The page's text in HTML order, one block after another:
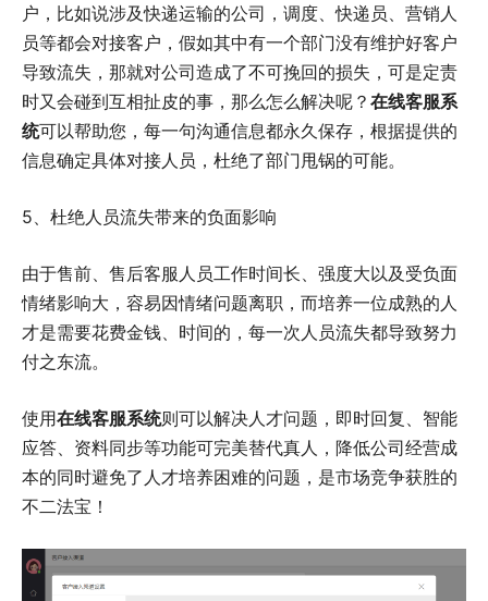
户，比如说涉及快递运输的公司，调度、快递员、营销人
员等都会对接客户，假如其中有一个部门没有维护好客户
导致流失，那就对公司造成了不可挽回的损失，可是定责
时又会碰到互相扯皮的事，那么怎么解决呢？ 在线客服系
统可以帮助您，每一句沟通信息都永久保存，根据提供的
信息确定具体对接人员，杜绝了部门甩锅的可能。
5、杜绝人员流失带来的负面影响
由于售前、售后客服人员工作时间长、强度大以及受负面
情绪影响大，容易因情绪问题离职，而培养一位成熟的人
才是需要花费金钱、时间的，每一次人员流失都导致努力
付之东流。
使用在线客服系统则可以解决人才问题，即时回复、智能
应答、资料同步等功能可完美替代真人，降低公司经营成
本的同时避免了人才培养困难的问题，是市场竞争获胜的
不二法宝！